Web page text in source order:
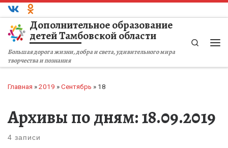
Перейти к содержимому
Дополнительное образование
детей Тамбовской области
Большая дорога жизни, добра и света, удивительного мира
творчества и познания
Search
Главная » 2019 » Сентябрь » 18
Архивы по дням:18.09.2019
4 записи